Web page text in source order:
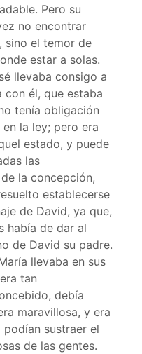
Pero su
no encontrar
sino el temor de
estar a solas.
llevaba consigo a
con él, que estaba
tenía obligación
la ley; pero era
estado, y puede
las
la concepción,
establecerse
de David, ya que,
había de dar al
de David su padre.
llevaba en sus
tan
debía
maravillosa, y era
sustraer el
de las gentes.